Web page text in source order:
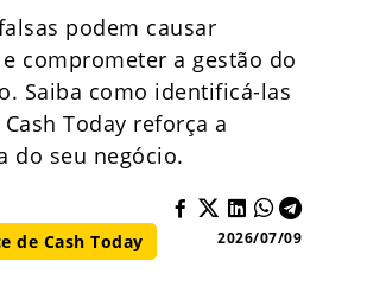
podem causar
comprometer a gestão do
Saiba como identificá-las
Today reforça a
do seu negócio.
de Cash Today 2026/07/09